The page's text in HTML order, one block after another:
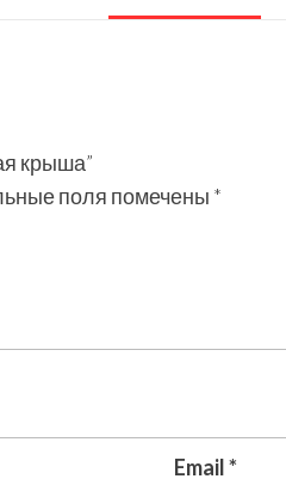
крыша”
поля помечены *
Email*